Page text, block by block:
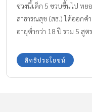
ช่วงนี้เด็ก 5 ขวบขึ้นไป ทย
สาธารณสุข (สธ.) ได้ออกค
อายุต่ำกว่า 18 ปี รวม 5 สู
สิทธิประโยชน์